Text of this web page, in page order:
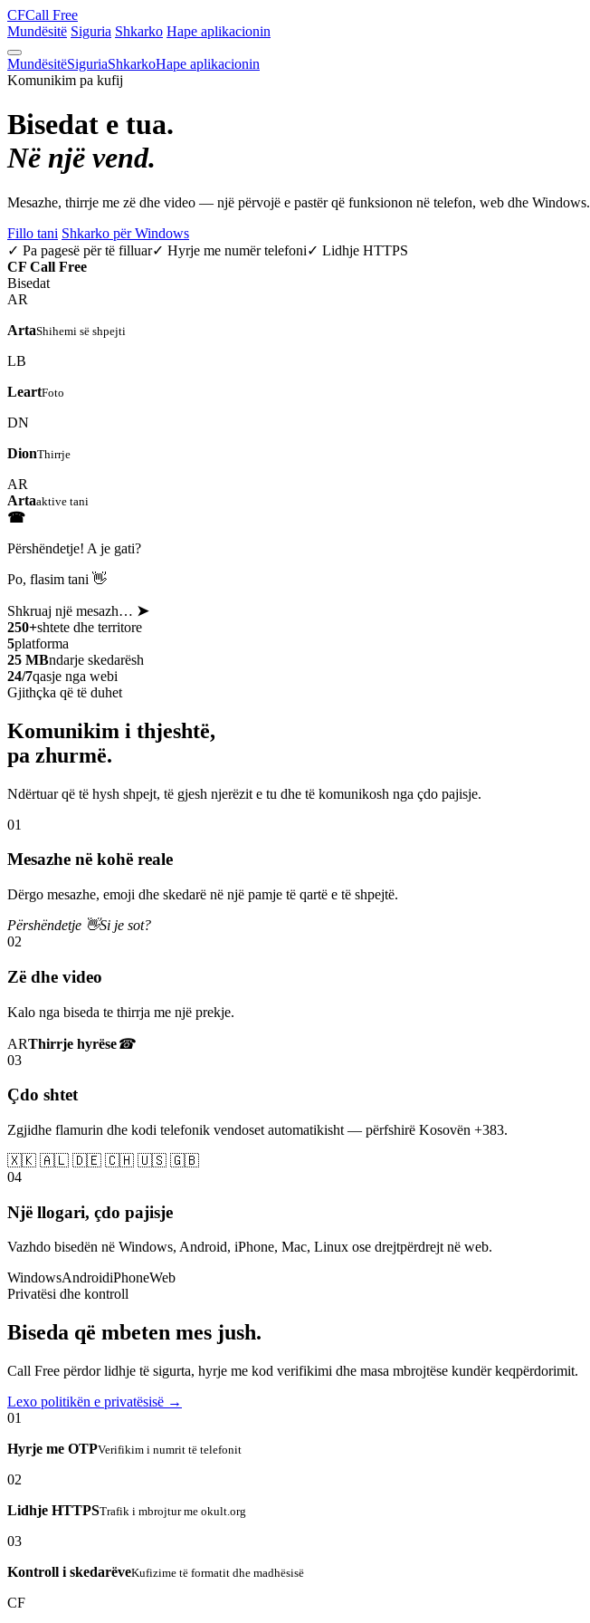
CFCall Free
Mundësitë Siguria Shkarko Hape aplikacionin
MundësitëSiguriaShkarkoHape aplikacionin
Komunikim pa kufij
Bisedat e tua.
Në një vend.
Mesazhe, thirrje me zë dhe video — një përvojë e pastër që funksionon në telefon, web dhe Windows.
Fillo tani Shkarko për Windows
✓ Pa pagesë për të filluar✓ Hyrje me numër telefoni✓ Lidhje HTTPS
CF Call Free
Bisedat
AR
ArtaShihemi së shpejti
LB
LeartFoto
DN
DionThirrje
AR
Artaaktive tani
☎
Përshëndetje! A je gati?
Po, flasim tani 👋
Shkruaj një mesazh… ➤
250+shtete dhe territore
5platforma
25 MBndarje skedarësh
24/7qasje nga webi
Gjithçka që të duhet
Komunikim i thjeshtë,
pa zhurmë.
Ndërtuar që të hysh shpejt, të gjesh njerëzit e tu dhe të komunikosh nga çdo pajisje.
01
Mesazhe në kohë reale
Dërgo mesazhe, emoji dhe skedarë në një pamje të qartë e të shpejtë.
Përshëndetje 👋Si je sot?
02
Zë dhe video
Kalo nga biseda te thirrja me një prekje.
ARThirrje hyrëse☎
03
Çdo shtet
Zgjidhe flamurin dhe kodi telefonik vendoset automatikisht — përfshirë Kosovën +383.
🇽🇰 🇦🇱 🇩🇪 🇨🇭 🇺🇸 🇬🇧
04
Një llogari, çdo pajisje
Vazhdo bisedën në Windows, Android, iPhone, Mac, Linux ose drejtpërdrejt në web.
WindowsAndroidiPhoneWeb
Privatësi dhe kontroll
Biseda që mbeten mes jush.
Call Free përdor lidhje të sigurta, hyrje me kod verifikimi dhe masa mbrojtëse kundër keqpërdorimit.
Lexo politikën e privatësisë →
01
Hyrje me OTPVerifikim i numrit të telefonit
02
Lidhje HTTPSTrafik i mbrojtur me okult.org
03
Kontroll i skedarëveKufizime të formatit dhe madhësisë
CF